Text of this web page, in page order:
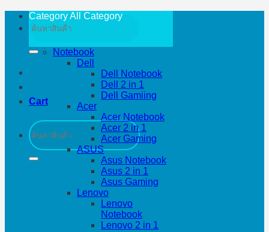
Search
for:
Cart
Search
for:
Category All Category
Notebook
Dell
Dell Notebook
Dell 2 in 1
Dell Gamiing
Acer
Acer Notebook
Acer 2 in 1
Acer Gaming
ASUS
Asus Notebook
Asus 2 in 1
Asus Gaming
Lenovo
Lenovo
Notebook
Lenovo 2 in 1